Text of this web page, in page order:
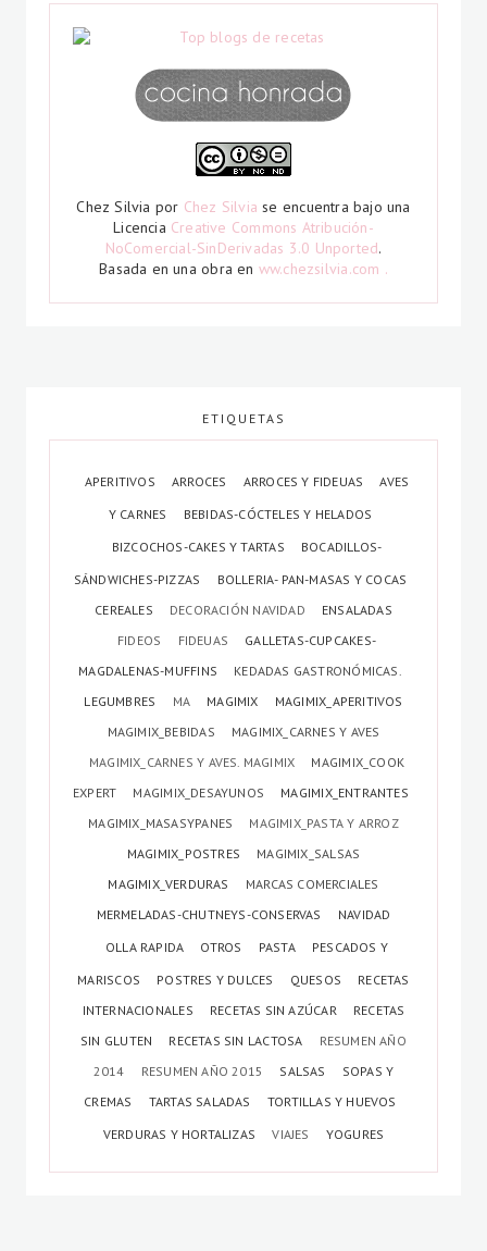
Chez Silvia por Chez Silvia se encuentra bajo una
Licencia Creative Commons Atribución-
NoComercial-SinDerivadas 3.0 Unported.
Basada en una obra en ww.chezsilvia.com .
ETIQUETAS
APERITIVOS ARROCES ARROCES Y FIDEUAS
AVES
Y CARNES
BEBIDAS-CÓCTELES Y HELADOS
BIZCOCHOS-CAKES Y TARTAS
BOCADILLOS-
SÁNDWICHES-PIZZAS
BOLLERIA- PAN-MASAS Y COCAS
CEREALES
DECORACIÓN NAVIDAD
ENSALADAS
FIDEOS
FIDEUAS
GALLETAS-CUPCAKES-
MAGDALENAS-MUFFINS
KEDADAS GASTRONÓMICAS.
LEGUMBRES
MA MAGIMIX
MAGIMIX_APERITIVOS
MAGIMIX_BEBIDAS
MAGIMIX_CARNES Y AVES
MAGIMIX_CARNES Y AVES. MAGIMIX
MAGIMIX_COOK
EXPERT
MAGIMIX_DESAYUNOS
MAGIMIX_ENTRANTES
MAGIMIX_MASASYPANES
MAGIMIX_PASTA Y ARROZ
MAGIMIX_POSTRES
MAGIMIX_SALSAS
MAGIMIX_VERDURAS
MARCAS COMERCIALES
MERMELADAS-CHUTNEYS-CONSERVAS
NAVIDAD
OLLA RAPIDA
OTROS PASTA
PESCADOS Y
MARISCOS
POSTRES Y DULCES QUESOS
RECETAS
INTERNACIONALES
RECETAS SIN AZÚCAR
RECETAS
SIN GLUTEN
RECETAS SIN LACTOSA
RESUMEN AÑO
2014
RESUMEN AÑO 2015 SALSAS
SOPAS Y
CREMAS
TARTAS SALADAS
TORTILLAS Y HUEVOS
VERDURAS Y HORTALIZAS
VIAJES YOGURES